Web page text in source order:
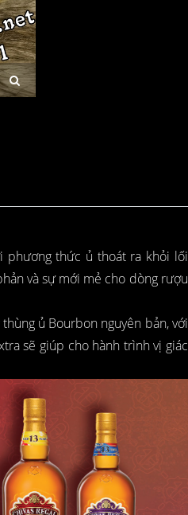
phương thức ủ thoát ra khỏi lối
và sự mới mẻ cho dòng rượu
ủ Bourbon nguyên bản, với
sẽ giúp cho hành trình vị giác